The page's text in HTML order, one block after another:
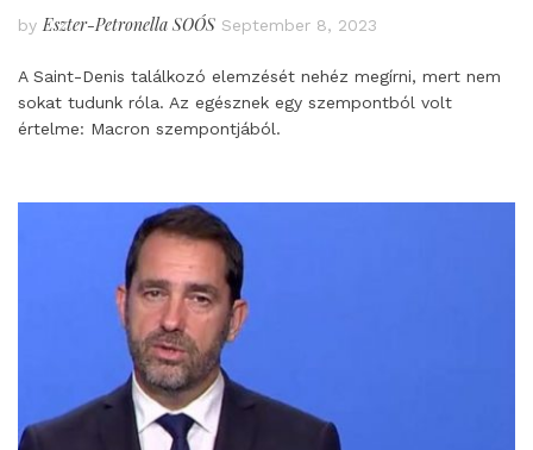
by Eszter-Petronella SOÓS September 8, 2023
A Saint-Denis találkozó elemzését nehéz megírni, mert nem
sokat tudunk róla. Az egésznek egy szempontból volt
értelme: Macron szempontjából.